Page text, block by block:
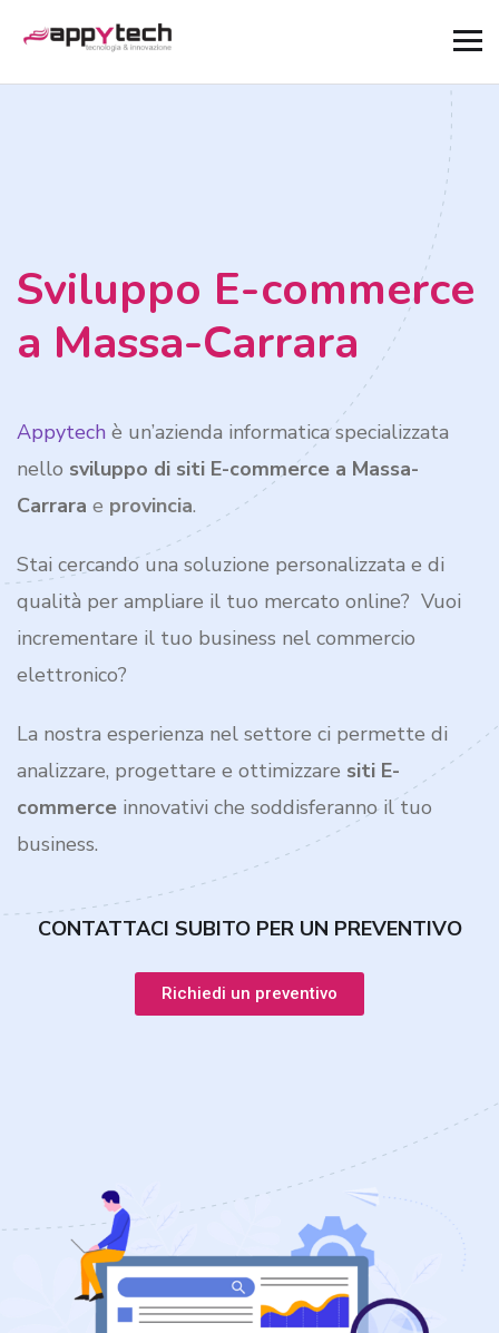
Sviluppo E-commerce
a Massa-Carrara
Appytech è un’azienda informatica specializzata
nello sviluppo di siti E-commerce a Massa-
Carrara e provincia.
Stai cercando una soluzione personalizzata e di
qualità per ampliare il tuo mercato online? Vuoi
incrementare il tuo business nel commercio
elettronico?
La nostra esperienza nel settore ci permette di
analizzare, progettare e ottimizzare siti E-
commerce innovativi che soddisferanno il tuo
business.
CONTATTACI SUBITO PER UN PREVENTIVO
Richiedi un preventivo